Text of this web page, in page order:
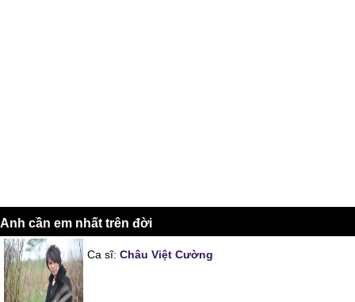
Anh cần em nhất trên đời
Ca sĩ: Châu Việt Cường